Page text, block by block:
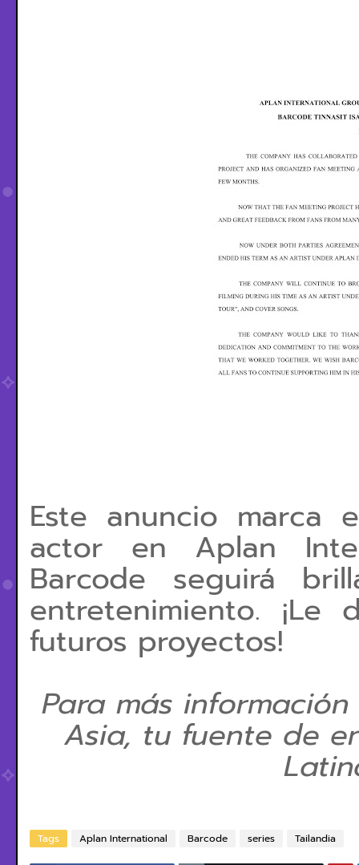
Este anuncio
actor en Aplan
Barcode seguirá
entretenimiento.
futuros proyectos!
Para más
Asia, tu fuente de
Tags Aplan International Barcode series Tailandia